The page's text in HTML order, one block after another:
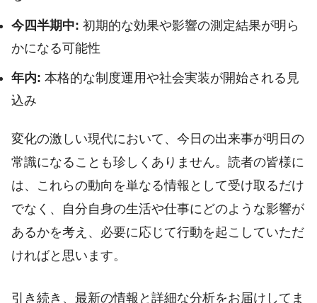
今四半期中: 初期的な効果や影響の測定結果が明ら
かになる可能性
年内: 本格的な制度運用や社会実装が開始される見
込み
変化の激しい現代において、今日の出来事が明日の
常識になることも珍しくありません。読者の皆様に
は、これらの動向を単なる情報として受け取るだけ
でなく、自分自身の生活や仕事にどのような影響が
あるかを考え、必要に応じて行動を起こしていただ
ければと思います。
引き続き、最新の情報と詳細な分析をお届けしてま